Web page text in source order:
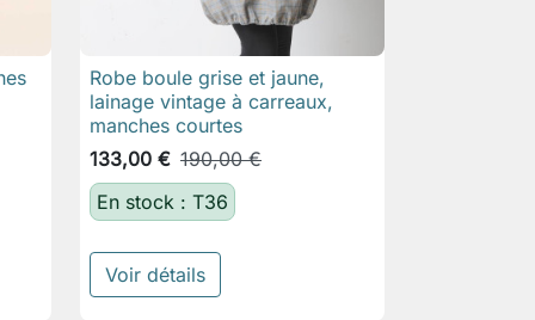
 Aperçu rapide
Robe boule grise et jaune,
lainage vintage à carreaux,
manches courtes
133,00 € 190,00 €
En stock : T36
Voir détails